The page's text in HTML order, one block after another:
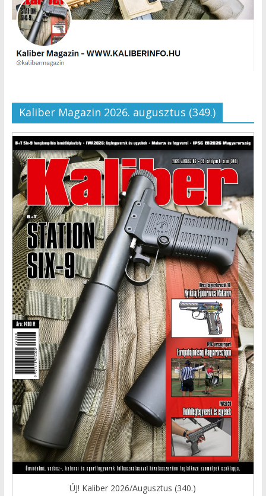
Kaliber Magazin 2026. augusztus (349.)
ÚJ! Kaliber 2026/Augusztus (340.)